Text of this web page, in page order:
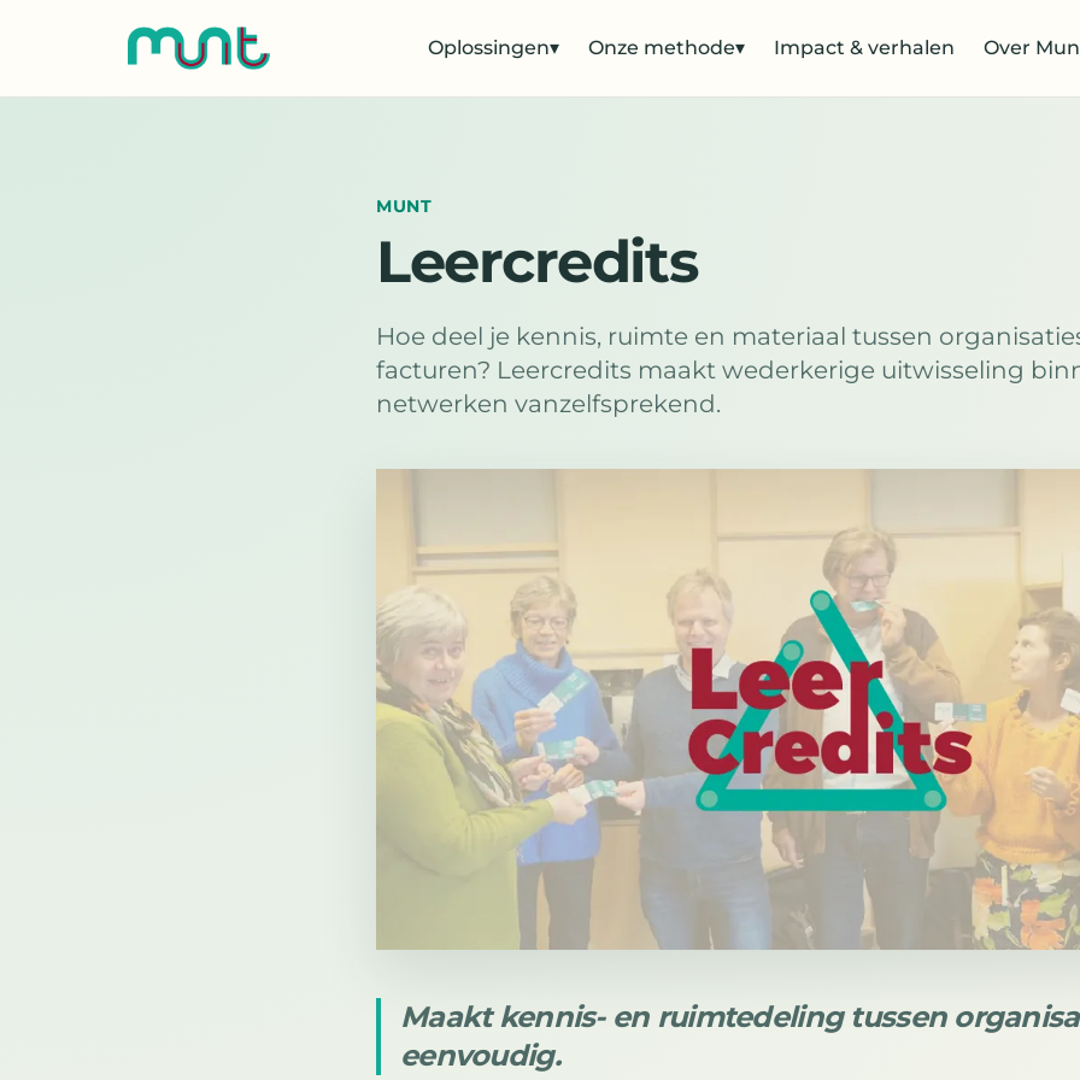
Oplossingen▾ Onze methode▾ Impact & verhalen Over
MUNT
Leercredits
Hoe deel je kennis, ruimte en materiaal tussen
facturen? Leercredits maakt wederkerige uitwisseling
netwerken vanzelfsprekend.
Maakt kennis- en ruimtedeling tussen
eenvoudig.